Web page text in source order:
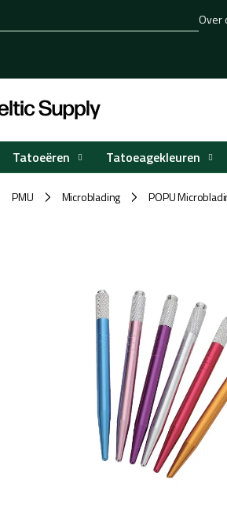
Over
Tatoeëren Tatoeagekleuren
PMU / Microblading / POPU